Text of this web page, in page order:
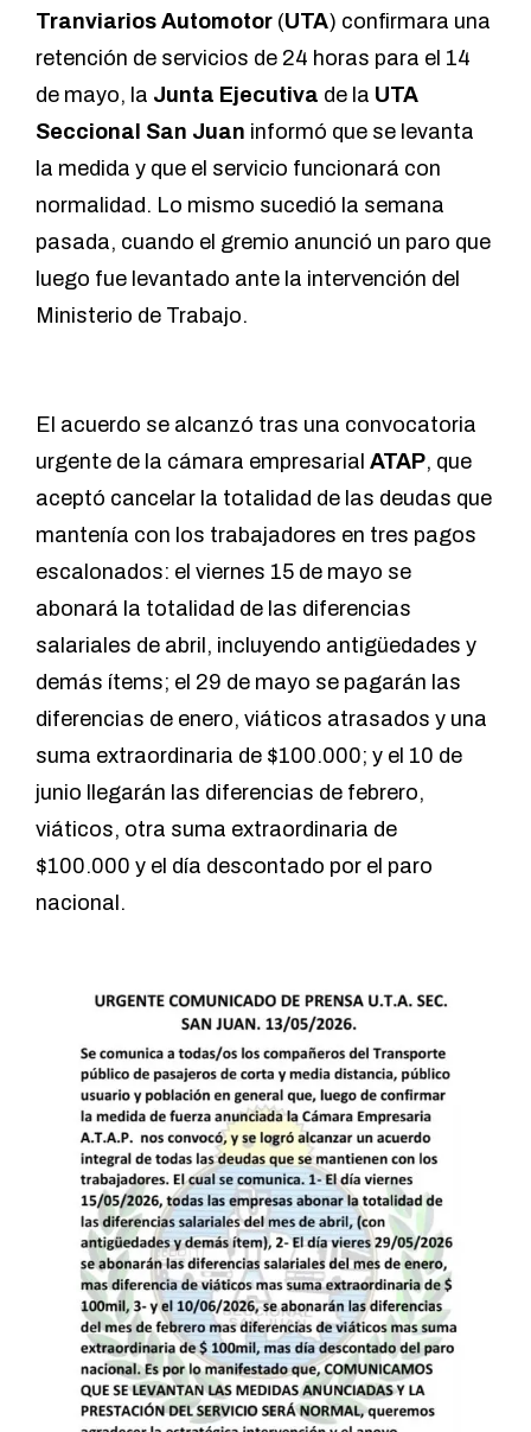
Tranviarios Automotor (UTA) confirmara una
retención de servicios de 24 horas para el 14
de mayo, la Junta Ejecutiva de la UTA
Seccional San Juan informó que se levanta
la medida y que el servicio funcionará con
normalidad. Lo mismo sucedió la semana
pasada, cuando el gremio anunció un paro que
luego fue levantado ante la intervención del
Ministerio de Trabajo.
El acuerdo se alcanzó tras una convocatoria
urgente de la cámara empresarial ATAP, que
aceptó cancelar la totalidad de las deudas que
mantenía con los trabajadores en tres pagos
escalonados: el viernes 15 de mayo se
abonará la totalidad de las diferencias
salariales de abril, incluyendo antigüedades y
demás ítems; el 29 de mayo se pagarán las
diferencias de enero, viáticos atrasados y una
suma extraordinaria de $100.000; y el 10 de
junio llegarán las diferencias de febrero,
viáticos, otra suma extraordinaria de
$100.000 y el día descontado por el paro
nacional.